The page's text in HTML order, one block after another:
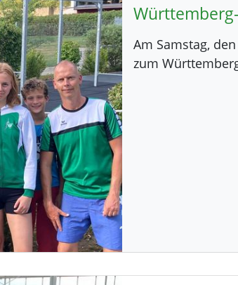
Am Samstag,
zum